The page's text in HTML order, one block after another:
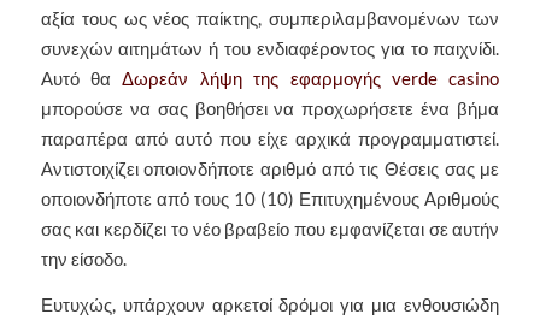
αξία τους ως νέος παίκτης, συμπεριλαμβανομένων των
συνεχών αιτημάτων ή του ενδιαφέροντος για το παιχνίδι.
Αυτό θαΔωρεάν λήψη της εφαρμογής verde casino
μπορούσε να σας βοηθήσει να προχωρήσετε ένα βήμα
παραπέρα από αυτό που είχε αρχικά προγραμματιστεί.
Αντιστοιχίζει οποιονδήποτε αριθμό από τις Θέσεις σας με
οποιονδήποτε από τους 10 (10) Επιτυχημένους Αριθμούς
σας και κερδίζει το νέο βραβείο που εμφανίζεται σε αυτήν
την είσοδο.
Ευτυχώς, υπάρχουν αρκετοί δρόμοι για μια ενθουσιώδη